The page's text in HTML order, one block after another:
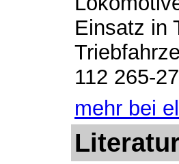
Einsatz in
112 265-
mehr bei